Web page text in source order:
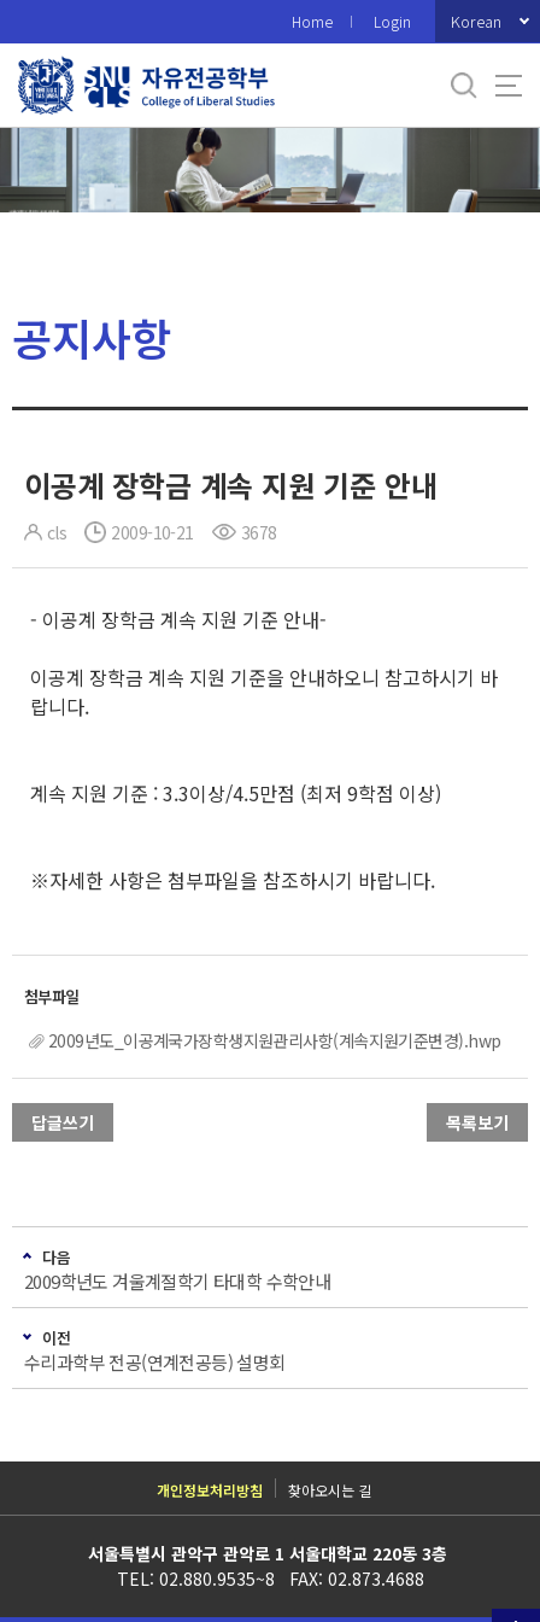
로
메
Home Login Korean
공지사항
이공계 장학금 계속 지원 기준 안내
cls 2009-10-21 3678
- 이공계 장학금 계속 지원 기준 안내-
이공계 장학금 계속 지원 기준을 안내하오니 참고하시기 바
랍니다.
계속 지원 기준 : 3.3이상/4.5만점 (최저 9학점 이상)
※자세한 사항은 첨부파일을 참조하시기 바랍니다.
2009년도_이공계국가장학생지원관리사항(계속지원기준변경).hwp
답글쓰기 목록보기
다음
2009학년도 겨울계절학기 타대학 수학안내
이전
수리과학부 전공(연계전공등) 설명회
개인정보처리방침 찾아오시는 길
서울특별시 관악구 관악로 1 서울대학교 220동 3층
TEL: 02.880.9535~8 FAX: 02.873.4688